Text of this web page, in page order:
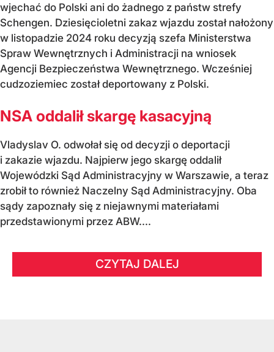
wjechać do Polski ani do żadnego z państw strefy
Schengen. Dziesięcioletni zakaz wjazdu został nałożony
w listopadzie 2024 roku decyzją szefa Ministerstwa
Spraw Wewnętrznych i Administracji na wniosek
Agencji Bezpieczeństwa Wewnętrznego. Wcześniej
cudzoziemiec został deportowany z Polski.
NSA oddalił skargę kasacyjną
Vladyslav O. odwołał się od decyzji o deportacji
i zakazie wjazdu. Najpierw jego skargę oddalił
Wojewódzki Sąd Administracyjny w Warszawie, a teraz
zrobił to również Naczelny Sąd Administracyjny. Oba
sądy zapoznały się z niejawnymi materiałami
przedstawionymi przez ABW....
CZYTAJ DALEJ